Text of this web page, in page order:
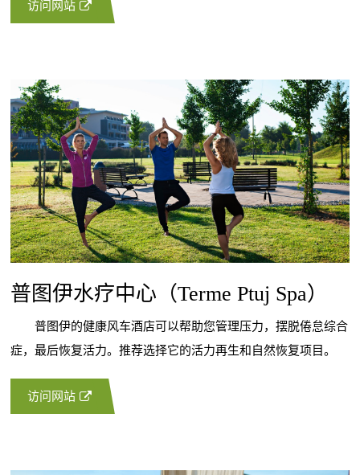
访问网站
普图伊水疗中心（Terme Ptuj Spa）
普图伊的健康风车酒店可以帮助您管理压力，摆脱倦怠综合
症，最后恢复活力。推荐选择它的活力再生和自然恢复项目。
访问网站